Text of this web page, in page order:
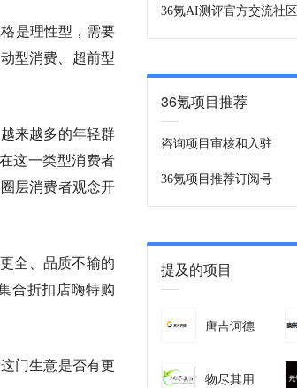
是理性型，需要
型消费、超前型
来越多的年轻群
这一类型消费者
层消费者观念开
全、品质不输的
合折扣店嗨特购
门生意是否有更
36氪AI测评官方交流社区
36氪项目推荐
咨询项目审核和入驻
36氪项目推荐订阅号
提及的项目
唐吉诃德
物尽其用